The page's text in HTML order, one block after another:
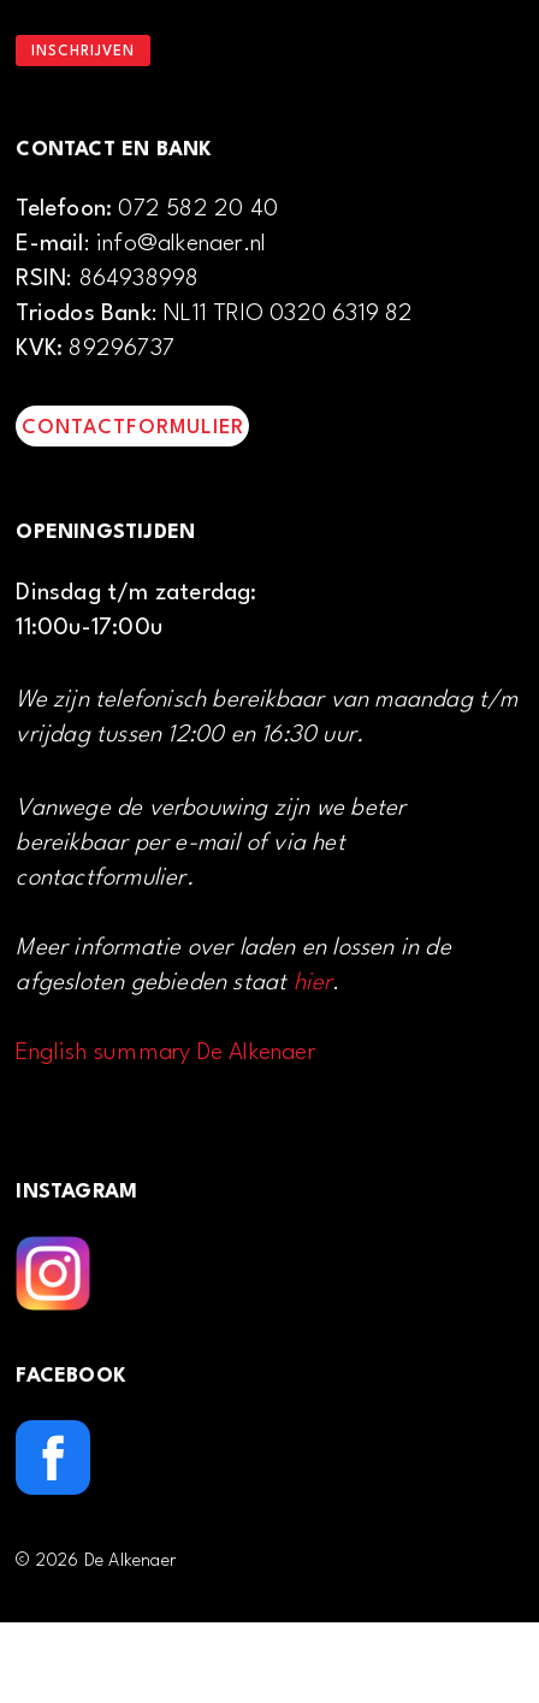
CONTACT EN BANK
Telefoon:072 582 20 40
E-mail: info@alkenaer.nl
RSIN: 864938998
Triodos Bank: NL11 TRIO 0320 6319 82
KVK: 89296737
CONTACTFORMULIER
OPENINGSTIJDEN
Dinsdag t/m zaterdag:
11:00u-17:00u
We zijn telefonisch bereikbaar van maandag t/m
vrijdag tussen 12:00 en 16:30 uur.
Vanwege de verbouwing zijn we beter
bereikbaar per e-mail of via het
contactformulier.
Meer informatie over laden en lossen in de
afgesloten gebieden staat hier.
English summary De Alkenaer
INSTAGRAM
FACEBOOK
© 2026 De Alkenaer